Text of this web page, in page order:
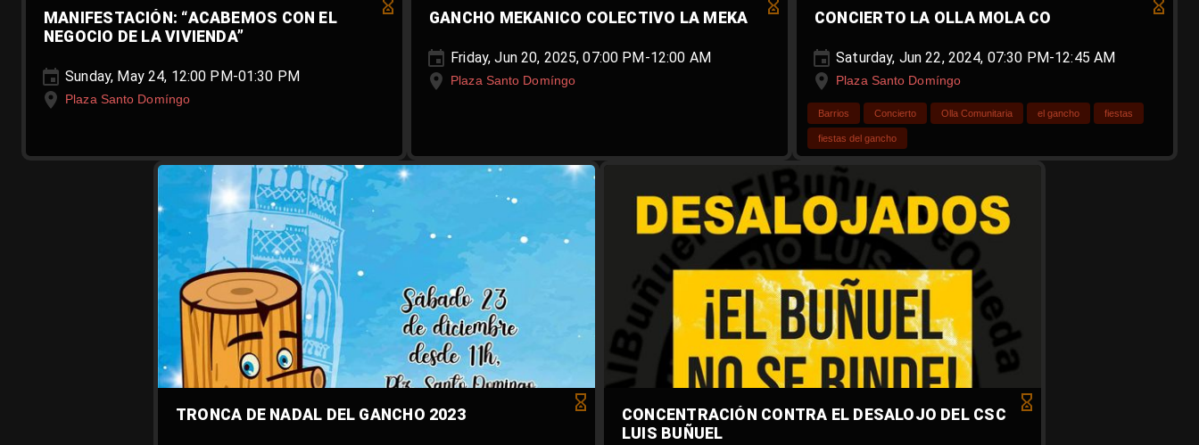
MANIFESTACIÓN: “ACABEMOS CON EL
NEGOCIO DE LA VIVIENDA”
Sunday, May 24, 12:00 PM-01:30 PM
Plaza Santo Domíngo
GANCHO MEKANICO COLECTIVO LA MEKA
Friday, Jun 20, 2025, 07:00 PM-12:00 AM
Plaza Santo Domíngo
CONCIERTO LA OLLA MOLA CO
Saturday, Jun 22, 2024, 07:30 PM-12:45 AM
Plaza Santo Domíngo
Barrios Concierto Olla Comunitaria el gancho fiestas
fiestas del gancho
TRONCA DE NADAL DEL GANCHO 2023
CONCENTRACIÓN CONTRA EL DESALOJO DEL CSC
LUIS BUÑUEL